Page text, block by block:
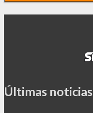
Últimas noticias